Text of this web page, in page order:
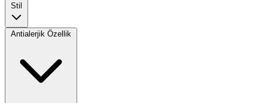
Stil
Antialerjik Özellik